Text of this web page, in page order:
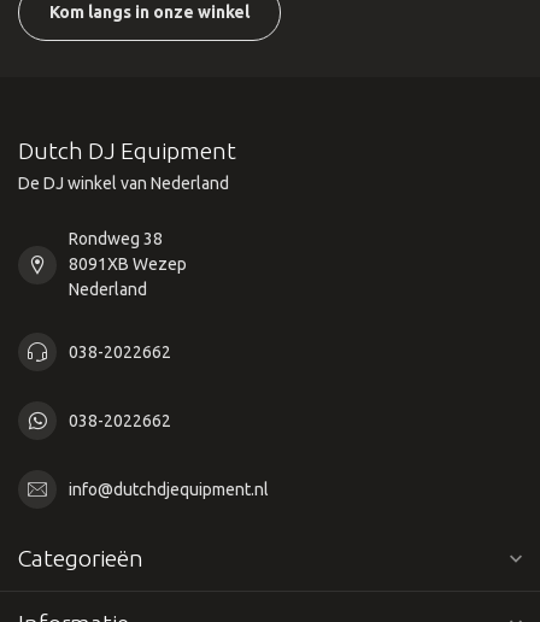
Kom langs in onze winkel
Dutch DJ Equipment
De DJ winkel van Nederland
Rondweg 38
8091XB Wezep
Nederland
038-2022662
038-2022662
info@dutchdjequipment.nl
Categorieën